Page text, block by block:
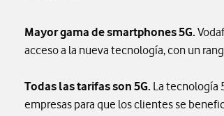
Mayor gama de smartphones 5G.
acceso a la nueva tecnología, con un
Todas las tarifas son 5G. La tecnología
empresas para que los clientes se